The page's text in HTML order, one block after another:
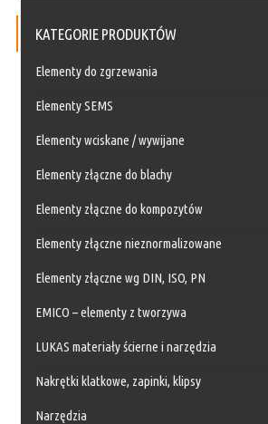
KATEGORIE PRODUKTÓW
Elementy do zgrzewania
Elementy SEMS
Elementy wciskane / wywijane
Elementy złączne do blachy
Elementy złączne do kompozytów
Elementy złączne nieznormalizowane
Elementy złączne wg DIN, ISO, PN
EMICO – elementy z tworzywa
LUKAS materiały ścierne i narzędzia
Nakrętki klatkowe, zapinki, klipsy
Narzędzia